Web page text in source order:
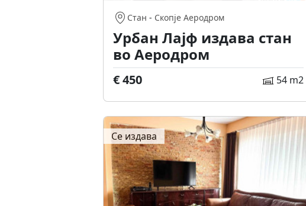
Стан - Скопје Аеродром
Урбан Лајф издава стан
во Аеродром
€ 450 54 m2
Се издава